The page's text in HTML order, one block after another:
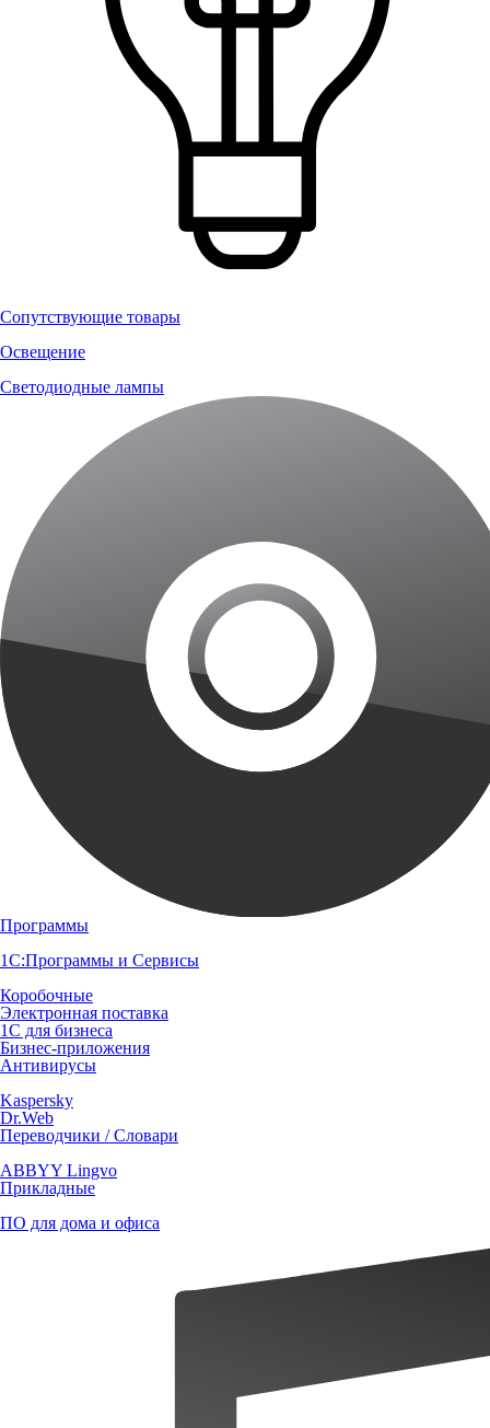
Сопутствующие товары
Освещение
Светодиодные лампы
Программы
1С:Программы и Сервисы
Коробочные
Электронная поставка
1С для бизнеса
Бизнес-приложения
Антивирусы
Kaspersky
Dr.Web
Переводчики / Словари
ABBYY Lingvo
Прикладные
ПО для дома и офиса